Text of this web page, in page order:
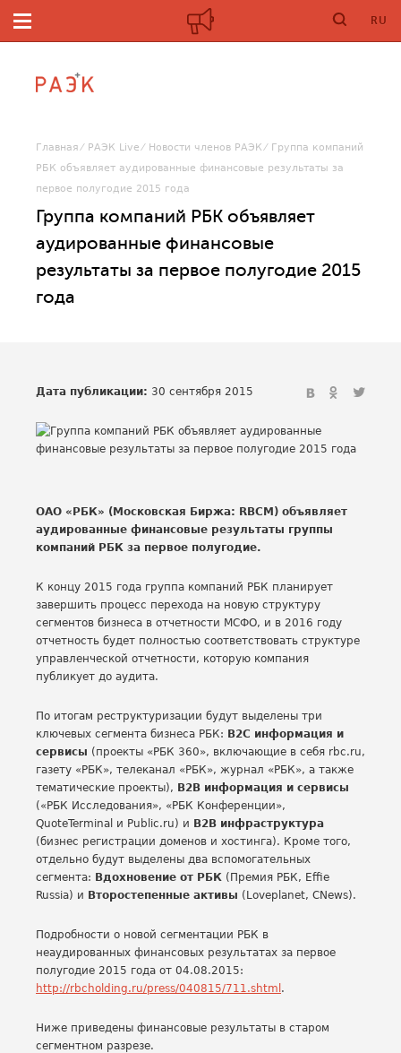
RU
Главная РАЭК Live Новости членов РАЭК
Группа компаний
РБК объявляет аудированные финансовые результаты за
первое полугодие 2015 года
Группа компаний РБК объявляет
аудированные финансовые
результаты за первое полугодие 2015
года
Дата публикации: 30 сентября 2015
ОАО «РБК» (Московская Биржа: RBCM) объявляет
аудированные финансовые результаты группы
компаний РБК за первое полугодие.
К концу 2015 года группа компаний РБК планирует
завершить процесс перехода на новую структуру
сегментов бизнеса в отчетности МСФО, и в 2016 году
отчетность будет полностью соответствовать структуре
управленческой отчетности, которую компания
публикует до аудита.
По итогам реструктуризации будут выделены три
ключевых сегмента бизнеса РБК: B2C информация и
сервисы (проекты «РБК 360», включающие в себя rbc.ru,
газету «РБК», телеканал «РБК», журнал «РБК», а также
тематические проекты), B2B информация и сервисы
(«РБК Исследования», «РБК Конференции»,
QuoteTerminal и Public.ru) и B2B инфраструктура
(бизнес регистрации доменов и хостинга). Кроме того,
отдельно будут выделены два вспомогательных
сегмента: Вдохновение от РБК (Премия РБК, Effie
Russia) и Второстепенные активы (Loveplanet, CNews).
Подробности о новой сегментации РБК в
неаудированных финансовых результатах за первое
полугодие 2015 года от 04.08.2015:
http://rbcholding.ru/press/040815/711.shtml .
Ниже приведены финансовые результаты в старом
сегментном разрезе.